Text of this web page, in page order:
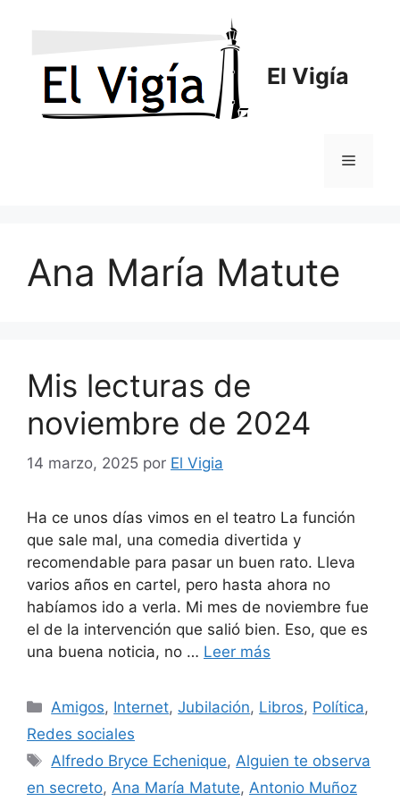
El Vigía
Menú
Ana María Matute
Mis lecturas de
noviembre de 2024
14 marzo, 2025 por El Vigia
Ha ce unos días vimos en el teatro La función
que sale mal, una comedia divertida y
recomendable para pasar un buen rato. Lleva
varios años en cartel, pero hasta ahora no
habíamos ido a verla. Mi mes de noviembre fue
el de la intervención que salió bien. Eso, que es
una buena noticia, no … Leer más
Categorías
Amigos, Internet,Jubilación, Libros, Política,
Redes sociales
Etiquetas
Alfredo Bryce Echenique, Alguien te observa
en secreto, Ana María Matute, Antonio Muñoz